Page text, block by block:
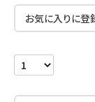
ブランド
定期購入
オリジナルブラン
お気に入りに登